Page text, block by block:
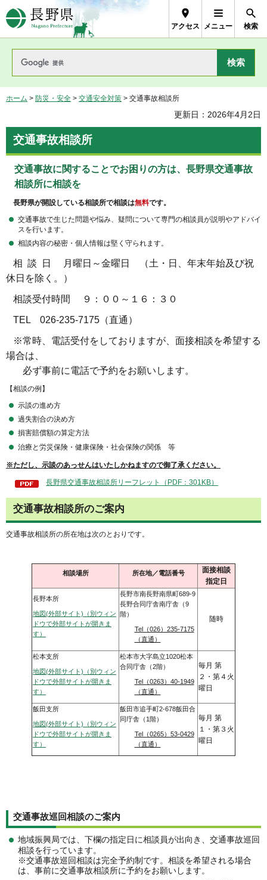
長野県Nagano Prefecture
アクセス メニュー 検索
ホーム > 防災・安全 > 交通安全対策 > 交通事故相談所
更新日：2026年4月2日
交通事故相談所
交通事故に関することでお困りの方は、長野県交通事故
相談所に相談を
長野県が開設している相談所で相談は無料です。
交通事故で生じた問題や悩み、疑問について専門の相談員が説明やアドバイ
スを行います。
相談内容の秘密・個人情報は堅く守られます。
相 談 日 月曜日～金曜日 （土・日、年末年始及び祝
休日を除く。）
相談受付時間 ９：００～１６：３０
TEL 026-235-7175（直通）
※常時、電話受付をしておりますが、面接相談を希望する
場合は、
必ず事前に電話で予約をお願いします。
【相談の例】
示談の進め方
過失割合の決め方
損害賠償額の算定方法
治療と労災保険・健康保険・社会保険の関係 等
※ただし、示談のあっせんはいたしかねますので御了承ください。
長野県交通事故相談所リーフレット（PDF：301KB）
交通事故相談所のご案内
交通事故相談所の所在地は次のとおりです。
相談場所 所在地／電話番号
面接相談
指定日
長野本所
地図(外部サイト)（別ウィン
ドウで外部サイトが開きま
す）
長野市南長野南県町689-9
長野合同庁舎南庁舎（9
階）
Tel（026）235-7175
（直通）
随時
松本支所
地図(外部サイト)（別ウィン
ドウで外部サイトが開きま
す）
松本市大字島立1020松本
合同庁舎（2階）
Tel（0263）40-1949
（直通）
毎月 第
２・第４火
曜日
飯田支所
地図(外部サイト)（別ウィン
ドウで外部サイトが開きま
す）
飯田市追手町2-678飯田合
同庁舎（1階）
Tel（0265）53-0429
（直通）
毎月 第
１・第３火
曜日
交通事故巡回相談のご案内
地域振興局では、下欄の指定日に相談員が出向き、交通事故巡回
相談を行っています。
※交通事故巡回相談は完全予約制です。相談を希望される場合
は、事前に交通事故相談所に予約をお願いします。